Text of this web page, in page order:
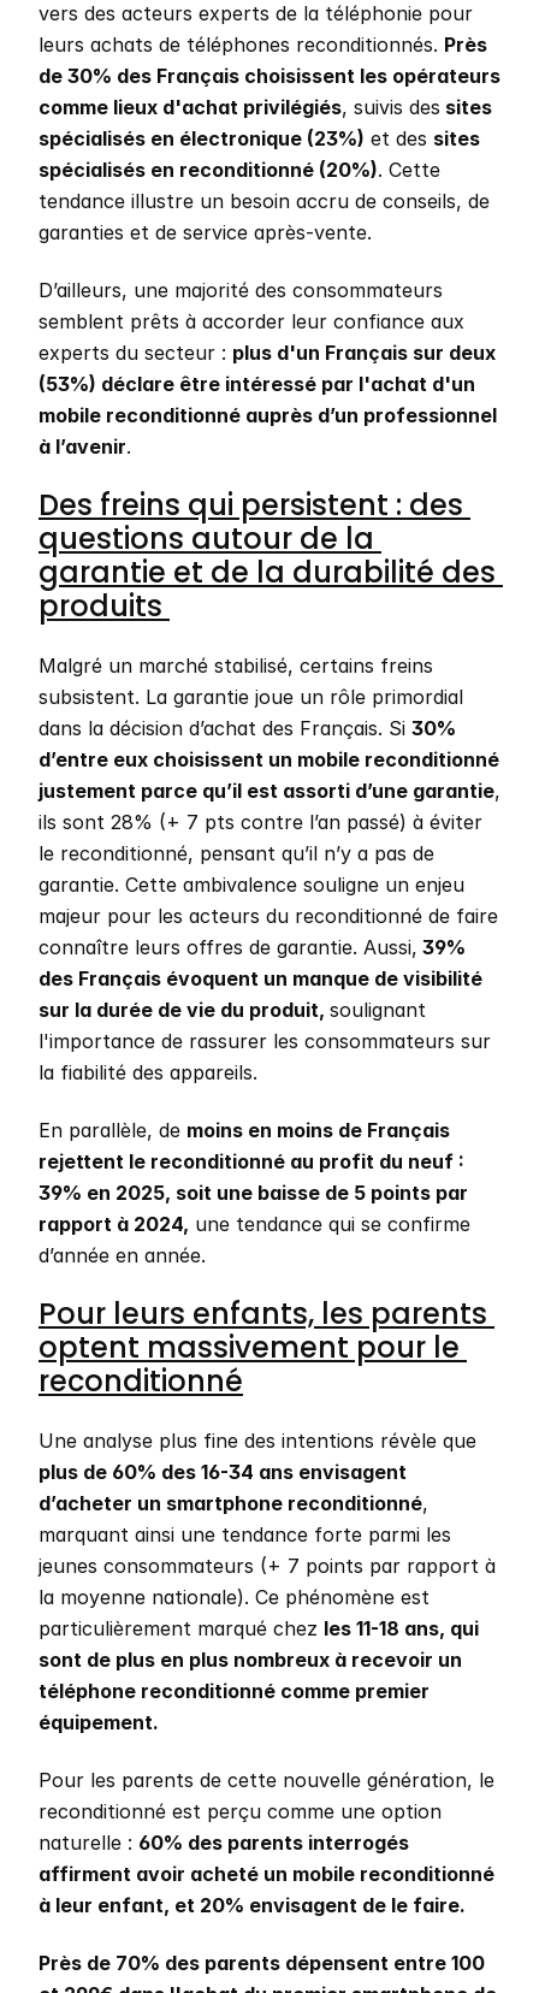
vers des acteurs experts de la téléphonie pour
leurs achats de téléphones reconditionnés. Près
de 30% des Français choisissent les opérateurs
comme lieux d'achat privilégiés, suivis des sites
spécialisés en électronique (23%) et des sites
spécialisés en reconditionné (20%). Cette
tendance illustre un besoin accru de conseils, de
garanties et de service après-vente.
D’ailleurs, une majorité des consommateurs
semblent prêts à accorder leur confiance aux
experts du secteur : plus d'un Français sur deux
(53%) déclare être intéressé par l'achat d'un
mobile reconditionné auprès d’un professionnel
à l’avenir.
Des freins qui persistent : des
questions autour de la
garantie et de la durabilité des
produits
Malgré un marché stabilisé, certains freins
subsistent. La garantie joue un rôle primordial
dans la décision d’achat des Français. Si 30%
d’entre eux choisissent un mobile reconditionné
justement parce qu’il est assorti d’une garantie,
ils sont 28% (+ 7 pts contre l’an passé) à éviter
le reconditionné, pensant qu’il n’y a pas de
garantie. Cette ambivalence souligne un enjeu
majeur pour les acteurs du reconditionné de faire
connaître leurs offres de garantie. Aussi, 39%
des Français évoquent un manque de visibilité
sur la durée de vie du produit, soulignant
l'importance de rassurer les consommateurs sur
la fiabilité des appareils.
En parallèle, de moins en moins de Français
rejettent le reconditionné au profit du neuf :
39% en 2025, soit une baisse de 5 points par
rapport à 2024, une tendance qui se confirme
d’année en année.
Pour leurs enfants, les parents
optent massivement pour le
reconditionné
plus de 60% des 16-34 ans envisagent
d’acheter un smartphone reconditionné,
marquant ainsi une tendance forte parmi les
jeunes consommateurs (+ 7 points par rapport à
la moyenne nationale). Ce phénomène est
particulièrement marqué chez les 11-18 ans, qui
sont de plus en plus nombreux à recevoir un
téléphone reconditionné comme premier
équipement.
Pour les parents de cette nouvelle génération, le
reconditionné est perçu comme une option
naturelle : 60% des parents interrogés
affirment avoir acheté un mobile reconditionné
à leur enfant, et 20% envisagent de le faire.
Près de 70% des parents dépensent entre 100